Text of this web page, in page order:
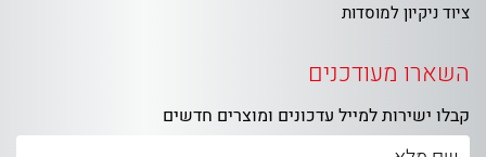
ציוד ניקיון למוסדות
השארו מעודכנים
קבלו ישירות למייל עדכונים ומוצרים חדשים